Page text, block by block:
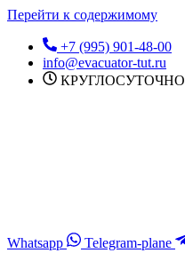
Перейти к содержимому
+7 (995) 901-48-00
info@evacuator-tut.ru
КРУГЛОСУТОЧНО
Whatsapp Telegram-plane